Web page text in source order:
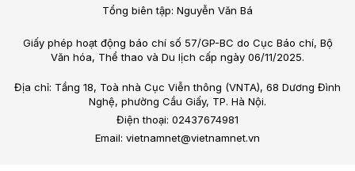
Tổng biên tập: Nguyễn Văn Bá
Giấy phép hoạt động báo chí số 57/GP-BC do Cục Báo chí, Bộ
Văn hóa, Thể thao và Du lịch cấp ngày 06/11/2025.
Địa chỉ: Tầng 18, Toà nhà Cục Viễn thông (VNTA), 68 Dương Đình
Nghệ, phường Cầu Giấy, TP. Hà Nội.
Điện thoại: 02437674981
Email: vietnamnet@vietnamnet.vn